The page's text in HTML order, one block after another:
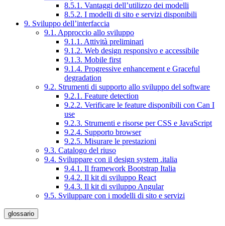
8.5.1. Vantaggi dell’utilizzo dei modelli
8.5.2. I modelli di sito e servizi disponibili
9. Sviluppo dell’interfaccia
9.1. Approccio allo sviluppo
9.1.1. Attività preliminari
9.1.2. Web design responsivo e accessibile
9.1.3. Mobile first
9.1.4. Progressive enhancement e Graceful
degradation
9.2. Strumenti di supporto allo sviluppo del software
9.2.1. Feature detection
9.2.2. Verificare le feature disponibili con Can I
use
9.2.3. Strumenti e risorse per CSS e JavaScript
9.2.4. Supporto browser
9.2.5. Misurare le prestazioni
9.3. Catalogo del riuso
9.4. Sviluppare con il design system .italia
9.4.1. Il framework Bootstrap Italia
9.4.2. Il kit di sviluppo React
9.4.3. Il kit di sviluppo Angular
9.5. Sviluppare con i modelli di sito e servizi
glossario